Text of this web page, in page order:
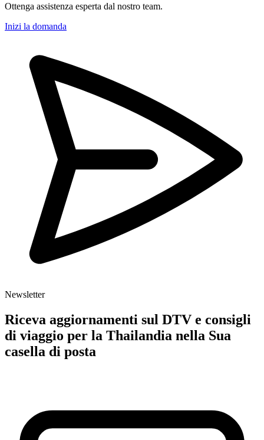
Ottenga assistenza esperta dal nostro team.
Inizi la domanda
Newsletter
Riceva aggiornamenti sul DTV e consigli
di viaggio per la Thailandia nella Sua
casella di posta